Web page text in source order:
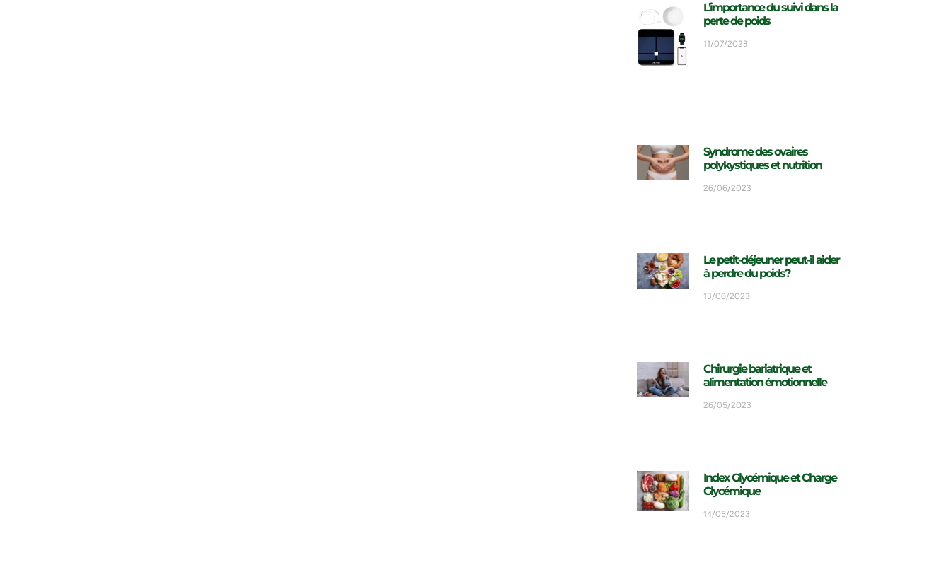
L’importance du suivi dans la
perte de poids
11/07/2023
Syndrome des ovaires
polykystiques et nutrition
26/06/2023
Le petit-déjeuner peut-il aider
à perdre du poids?
13/06/2023
Chirurgie bariatrique et
alimentation émotionnelle
26/05/2023
Index Glycémique et Charge
Glycémique
14/05/2023